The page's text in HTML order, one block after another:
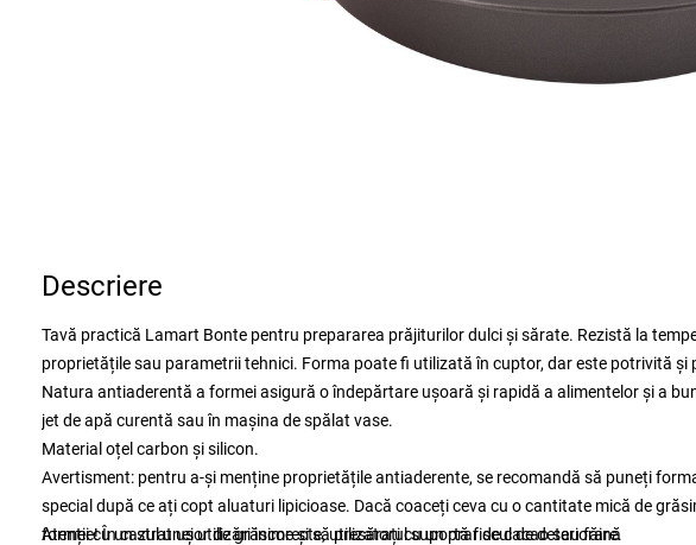
Descriere
Tavă practică Lamart Bonte pentru prepararea prăjiturilor dulci și sărate. Rezistă la
proprietățile sau parametrii tehnici. Forma poate fi utilizată în cuptor, dar este potrivită și
Natura antiaderentă a formei asigură o îndepărtare ușoară și rapidă a alimentelor și a
jet de apă curentă sau în mașina de spălat vase.
Material oțel carbon și silicon.
Avertisment: pentru a-și menține proprietățile antiaderente, se recomandă să puneți
special după ce ați copt aluaturi lipicioase. Dacă coaceți ceva cu o cantitate mică de
formei cu un strat ușor de grăsime și să presărați cu un praf de cacao sau făină
Atenție! În cazul unei utilizări incorecte, utilizatorul suportă riscul de deteriorare.